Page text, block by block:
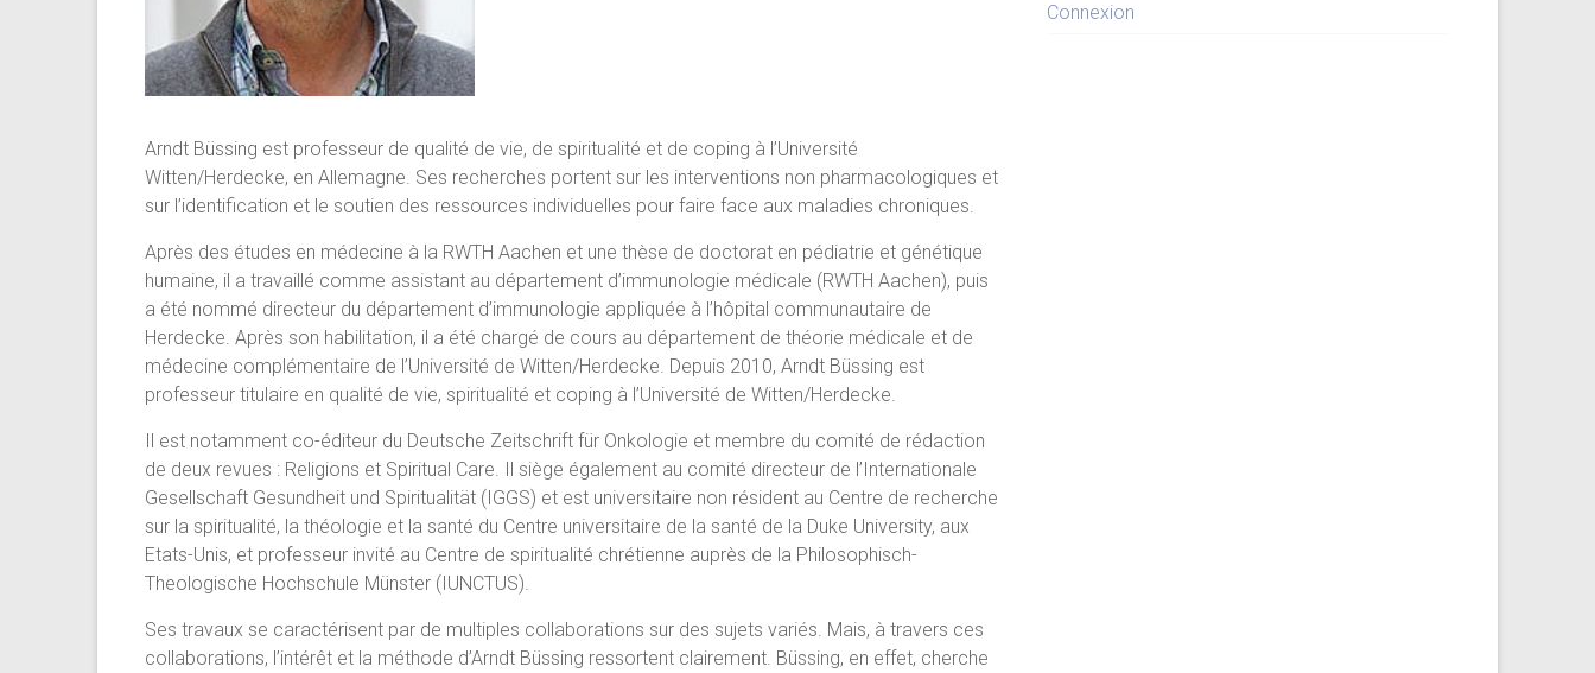
Arndt Büssing est professeur de qualité de vie, de spiritualité et de coping à l’Université
Witten/Herdecke, en Allemagne. Ses recherches portent sur les interventions non pharmacologiques et
sur l’identification et le soutien des ressources individuelles pour faire face aux maladies chroniques.
Après des études en médecine à la RWTH Aachen et une thèse de doctorat en pédiatrie et génétique
humaine, il a travaillé comme assistant au département d’immunologie médicale (RWTH Aachen), puis
a été nommé directeur du département d’immunologie appliquée à l’hôpital communautaire de
Herdecke. Après son habilitation, il a été chargé de cours au département de théorie médicale et de
médecine complémentaire de l’Université de Witten/Herdecke. Depuis 2010, Arndt Büssing est
professeur titulaire en qualité de vie, spiritualité et coping à l’Université de Witten/Herdecke.
Il est notamment co-éditeur du Deutsche Zeitschrift für Onkologie et membre du comité de rédaction
de deux revues : Religions et Spiritual Care. Il siège également au comité directeur de l’Internationale
Gesellschaft Gesundheit und Spiritualität (IGGS) et est universitaire non résident au Centre de recherche
sur la spiritualité, la théologie et la santé du Centre universitaire de la santé de la Duke University, aux
Etats-Unis, et professeur invité au Centre de spiritualité chrétienne auprès de la Philosophisch-
Theologische Hochschule Münster (IUNCTUS).
Ses travaux se caractérisent par de multiples collaborations sur des sujets variés. Mais, à travers ces
collaborations, l’intérêt et la méthode d’Arndt Büssing ressortent clairement. Büssing, en effet, cherche
Connexion